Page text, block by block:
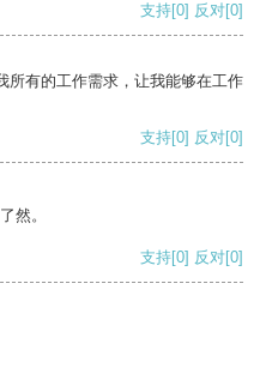
支持[0] 反对[0]
所有的工作需求，让我能够在工作
支持[0] 反对[0]
然。
支持[0] 反对[0]